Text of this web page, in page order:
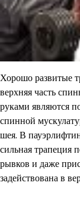
Хорошо развитые
верхняя часть
руками являются
спинной
шея. В
сильная трапеция
рывков и даже
задействована в